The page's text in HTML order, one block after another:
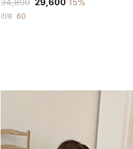
34,800 29,600 15%
리뷰 60